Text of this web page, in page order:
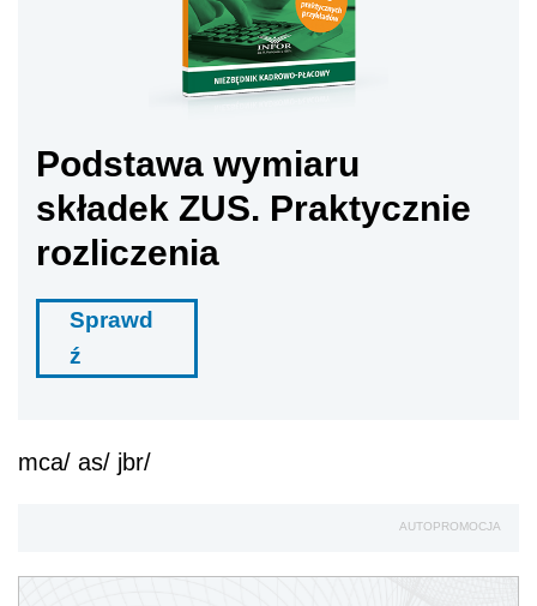
Podstawa wymiaru
składek ZUS. Praktycznie
rozliczenia
Sprawd
ź
mca/ as/ jbr/
AUTOPROMOCJA